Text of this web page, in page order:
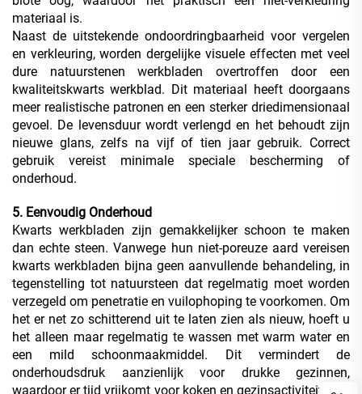
materiaal is.
Naast de uitstekende ondoordringbaarheid voor vergelen
en verkleuring, worden dergelijke visuele effecten met veel
dure natuurstenen werkbladen overtroffen door een
kwaliteitskwarts werkblad. Dit materiaal heeft doorgaans
meer realistische patronen en een sterker driedimensionaal
gevoel. De levensduur wordt verlengd en het behoudt zijn
nieuwe glans, zelfs na vijf of tien jaar gebruik. Correct
gebruik vereist minimale speciale bescherming of
onderhoud.
5. Eenvoudig Onderhoud
Kwarts werkbladen zijn gemakkelijker schoon te maken
dan echte steen. Vanwege hun niet-poreuze aard vereisen
kwarts werkbladen bijna geen aanvullende behandeling, in
tegenstelling tot natuursteen dat regelmatig moet worden
verzegeld om penetratie en vuilophoping te voorkomen. Om
het er net zo schitterend uit te laten zien als nieuw, hoeft u
het alleen maar regelmatig te wassen met warm water en
een mild schoonmaakmiddel. Dit vermindert de
onderhoudsdruk aanzienlijk voor drukke gezinnen,
waardoor er tijd vrijkomt voor koken en gezinsactiviteiten in